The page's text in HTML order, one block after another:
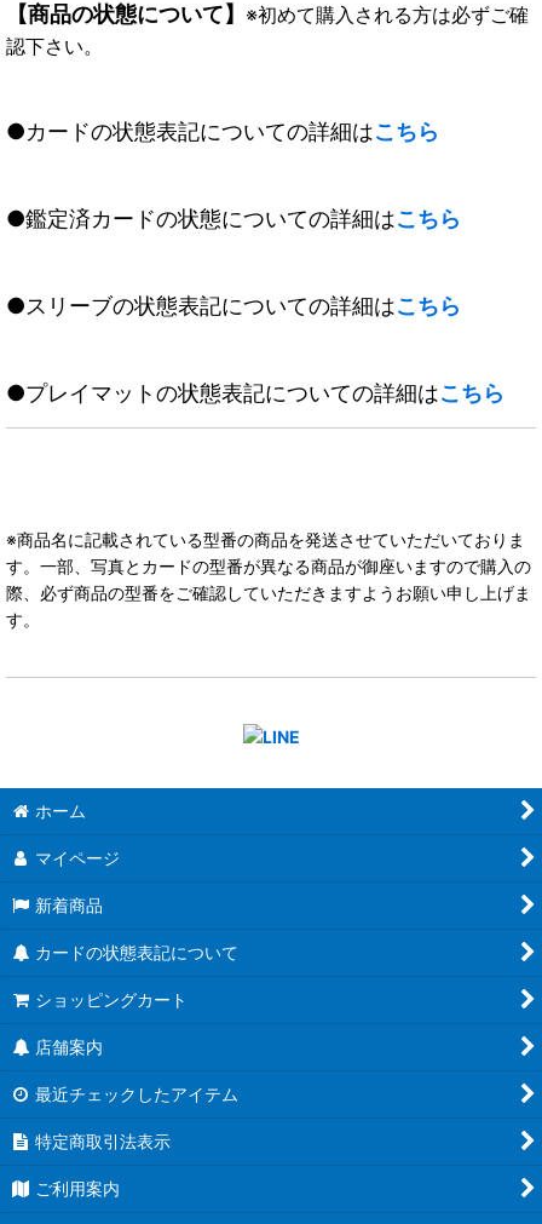
【商品の状態について】 ※初めて購入される方は必ずご確
認下さい。
●カードの状態表記についての詳細はこちら
●鑑定済カードの状態についての詳細はこちら
●スリーブの状態表記についての詳細はこちら
●プレイマットの状態表記についての詳細はこちら
※商品名に記載されている型番の商品を発送させていただいておりま
す。一部、写真とカードの型番が異なる商品が御座いますので購入の
際、必ず商品の型番をご確認していただきますようお願い申し上げま
す。
ホーム
マイページ
新着商品
カードの状態表記について
ショッピングカート
店舗案内
最近チェックしたアイテム
特定商取引法表示
ご利用案内